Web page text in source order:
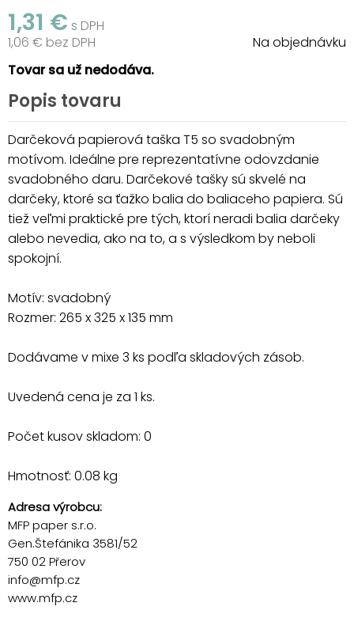
1,31 € s DPH
1,06 € bez DPH
Na objednávku
Tovar sa už nedodáva.
Popis tovaru
Darčeková papierová taška T5 so svadobným
motívom. Ideálne pre reprezentatívne odovzdanie
svadobného daru. Darčekové tašky sú skvelé na
darčeky, ktoré sa ťažko balia do baliaceho papiera. Sú
tiež veľmi praktické pre tých, ktorí neradi balia darčeky
alebo nevedia, ako na to, a s výsledkom by neboli
spokojní.
Motív: svadobný
Rozmer: 265 x 325 x 135 mm
Dodávame v mixe 3 ks podľa skladových zásob.
Uvedená cena je za 1 ks.
Počet kusov skladom: 0
Hmotnosť: 0.08 kg
Adresa výrobcu:
MFP paper s.r.o.
Gen.Štefánika 3581/52
750 02 Přerov
info@mfp.cz
www.mfp.cz